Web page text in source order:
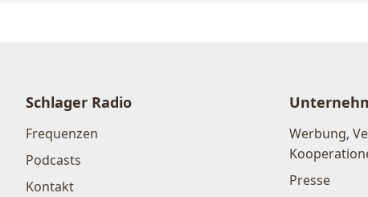
Schlager Radio
Frequenzen
Podcasts
Kontakt
Werbung,
Presse